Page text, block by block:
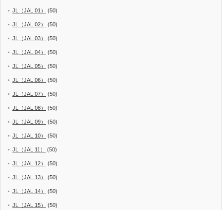
JL（JAL 01） (50)
JL（JAL 02） (50)
JL（JAL 03） (50)
JL（JAL 04） (50)
JL（JAL 05） (50)
JL（JAL 06） (50)
JL（JAL 07） (50)
JL（JAL 08） (50)
JL（JAL 09） (50)
JL（JAL 10） (50)
JL（JAL 11） (50)
JL（JAL 12） (50)
JL（JAL 13） (50)
JL（JAL 14） (50)
JL（JAL 15） (50)